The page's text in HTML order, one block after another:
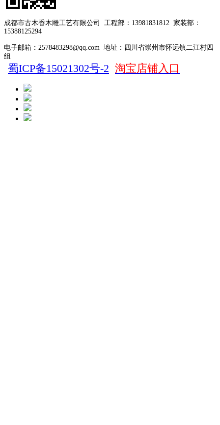
成都市古木香木雕工艺有限公司 工程部：13981831812 家装部：
15388125294
电子邮箱：2578483298@qq.com 地址：四川省崇州市怀远镇二江村四
组
蜀ICP备15021302号-2 淘宝店铺入口